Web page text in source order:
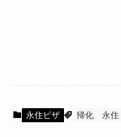
永住ビザ 帰化 永住